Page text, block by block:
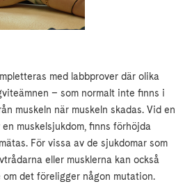
med labbprover där olika
– som normalt inte finns i
muskeln när muskeln skadas. Vid en
muskelsjukdom, finns förhöjda
För vissa av de sjukdomar som
eller musklerna kan också
det föreligger någon mutation.